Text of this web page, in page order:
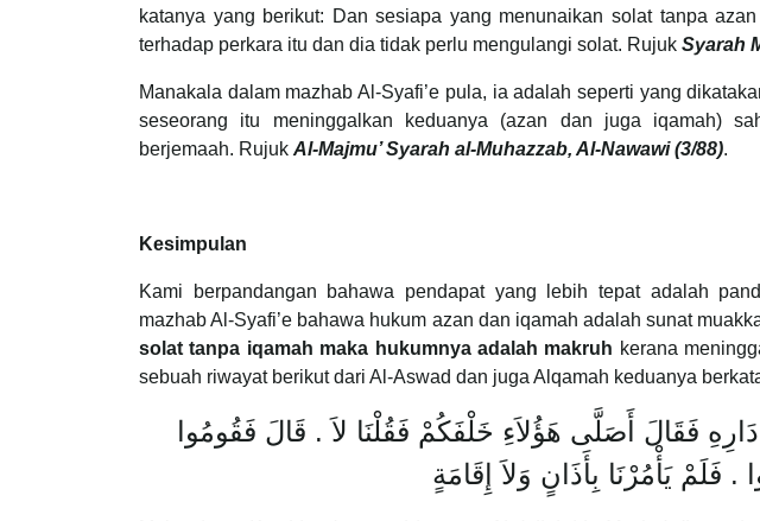
katanya yang berikut: Dan sesiapa yang menunaikan solat tanpa
terhadap perkara itu dan dia tidak perlu mengulangi solat. Rujuk Syarah
Manakala dalam mazhab Al-Syafi’e pula, ia adalah seperti yang
seseorang itu meninggalkan keduanya (azan dan juga iqamah)
berjemaah. Rujuk Al-Majmu’ Syarah al-Muhazzab, Al-Nawawi (3/88).
Kesimpulan
Kami berpandangan bahawa pendapat yang lebih tepat adalah
mazhab Al-Syafi’e bahawa hukum azan dan iqamah adalah sunat
solat tanpa iqamah maka hukumnya adalah makruh kerana
sebuah riwayat berikut dari Al-Aswad dan juga Alqamah keduanya
فَقَالَ أَصَلَّى هَؤُلاَءِ خَلْفَكُمْ فَقُلْنَا لاَ ‏.‏ قَالَ فَقُومُوا